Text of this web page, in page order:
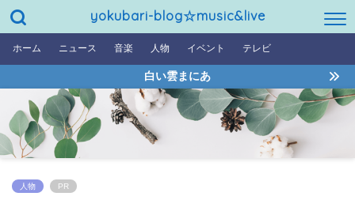
yokubari-blog☆music&live
ホーム ニュース 音楽 人物 イベント テレビ
白い雲まにあ
人物 PR